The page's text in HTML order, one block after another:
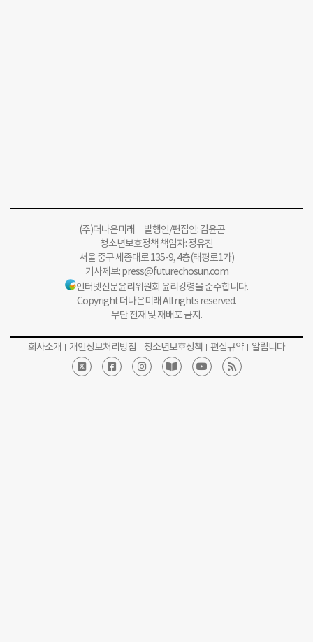
(주)더나은미래 발행인/편집인: 김윤곤
청소년보호정책 책임자: 정유진
서울 중구 세종대로 135-9, 4층(태평로1가)
기사제보:press@futurechosun.com
인터넷신문윤리위원회 윤리강령을 준수합니다.
Copyright 더나은미래 All rights reserved.
무단 전재 및 재배포 금지.
회사소개 개인정보처리방침 청소년보호정책 편집규약 알립니다